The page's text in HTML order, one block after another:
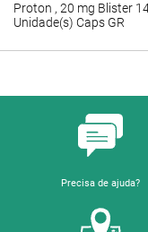
Proton , 20 mg Blister
Unidade(s) Caps GR
Precisa de ajuda?